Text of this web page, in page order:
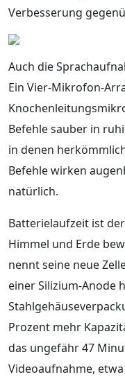
Verbesserung
Auch die
Ein Vier-Mikrofon-
Befehle sauber in
in denen
Befehle wirken
natürlich.
Batterielaufzeit ist
Himmel und Erde
nennt seine neue
einer Silizium-Anode
Prozent mehr
das ungefähr 47
Videoaufnahme,